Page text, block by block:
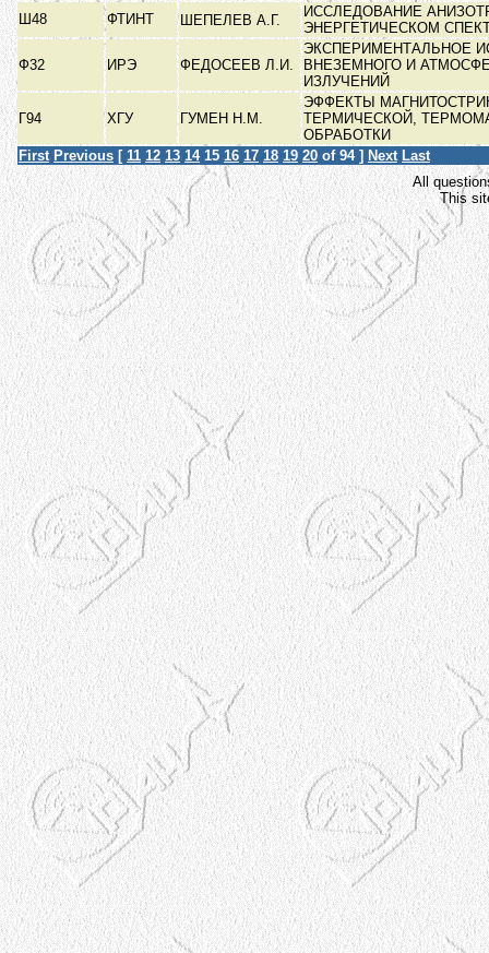
Ш48
ФТИНТ ШЕПЕЛЕВ А.Г.
ИССЛЕДОВАНИЕ
ЭНЕРГЕТИЧЕСКОМ
Ф32 ИРЭ ФЕДОСЕЕВ Л.И.
ЭКСПЕРИМЕНТАЛЬНОЕ
ВНЕЗЕМНОГО И
ИЗЛУЧЕНИЙ
Г94 ХГУ ГУМЕН Н.М.
ЭФФЕКТЫ
ТЕРМИЧЕСКОЙ,
ОБРАБОТКИ
First Previous [ 11 12 13 14 15 16 17 18 19 20 of 94 ] Next Last
All
This